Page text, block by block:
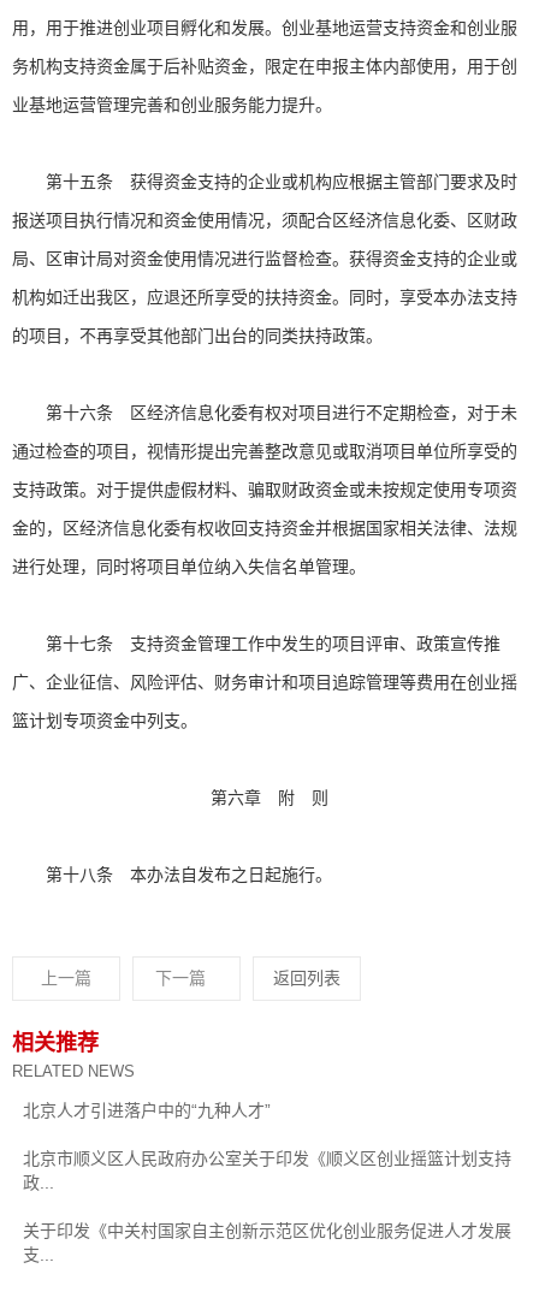
用，用于推进创业项目孵化和发展。创业基地运营支持资金和创业服
务机构支持资金属于后补贴资金，限定在申报主体内部使用，用于创
业基地运营管理完善和创业服务能力提升。
第十五条 获得资金支持的企业或机构应根据主管部门要求及时
报送项目执行情况和资金使用情况，须配合区经济信息化委、区财政
局、区审计局对资金使用情况进行监督检查。获得资金支持的企业或
机构如迁出我区，应退还所享受的扶持资金。同时，享受本办法支持
的项目，不再享受其他部门出台的同类扶持政策。
第十六条 区经济信息化委有权对项目进行不定期检查，对于未
通过检查的项目，视情形提出完善整改意见或取消项目单位所享受的
支持政策。对于提供虚假材料、骗取财政资金或未按规定使用专项资
金的，区经济信息化委有权收回支持资金并根据国家相关法律、法规
进行处理，同时将项目单位纳入失信名单管理。
第十七条 支持资金管理工作中发生的项目评审、政策宣传推
广、企业征信、风险评估、财务审计和项目追踪管理等费用在创业摇
篮计划专项资金中列支。
第六章 附 则
第十八条 本办法自发布之日起施行。
上一篇 下一篇 返回列表
相关推荐
RELATED NEWS
北京人才引进落户中的“九种人才”
北京市顺义区人民政府办公室关于印发《顺义区创业摇篮计划支持
政...
关于印发《中关村国家自主创新示范区优化创业服务促进人才发展
支...